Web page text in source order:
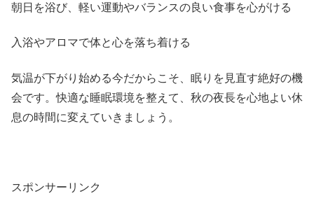
朝日を浴び、軽い運動やバランスの良い食事を心がける
入浴やアロマで体と心を落ち着ける
気温が下がり始める今だからこそ、眠りを見直す絶好の機
会です。快適な睡眠環境を整えて、秋の夜長を心地よい休
息の時間に変えていきましょう。
スポンサーリンク